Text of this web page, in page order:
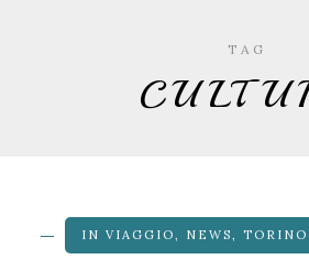
TAG
IN VIAGGIO , NEWS ,